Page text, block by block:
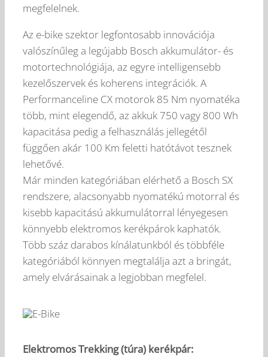
megfelelnek.
Az e-bike szektor legfontosabb innovációja
valószínűleg a legújabb Bosch akkumulátor- és
motortechnológiája, az egyre intelligensebb
kezelőszervek és koherens integrációk. A
Performanceline CX motorok 85 Nm nyomatéka
több, mint elegendő, az akkuk 750 vagy 800 Wh
kapacitása pedig a felhasználás jellegétől
függően akár 100 Km feletti hatótávot tesznek
lehetővé.
Már minden kategóriában elérhető a Bosch SX
rendszere, alacsonyabb nyomatékú motorral és
kisebb kapacitású akkumulátorral lényegesen
könnyebb elektromos kerékpárok kaphatók.
Több száz darabos kínálatunkból és többféle
kategóriából könnyen megtalálja azt a bringát,
amely elvárásainak a legjobban megfelel.
Elektromos Trekking (túra) kerékpár: